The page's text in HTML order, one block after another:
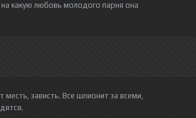
какую любовь молодого парня она
зависть. Все шпионит за всеми,